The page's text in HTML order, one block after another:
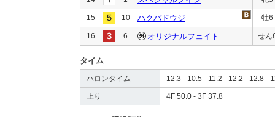
15 10 ハクバドウジ 牡6
16 6 オリジナルフェイト せん
タイム
ハロンタイム 12.3 - 10.5 - 11.2 - 12.2 - 12.8 -
上り 4F 50.0 - 3F 37.8